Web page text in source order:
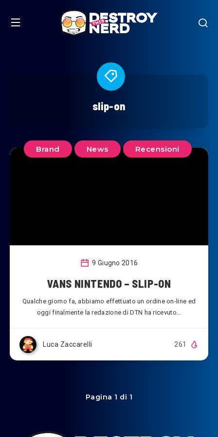
slip-on
Brand News Recensioni
9 Giugno 2016
VANS NINTENDO – SLIP-ON
Qualche giorno fa, abbiamo effettuato un ordine on-line ed
oggi finalmente la redazione di DTN ha ricevuto…
Luca Zaccarelli 261
Pagina 1 di 1